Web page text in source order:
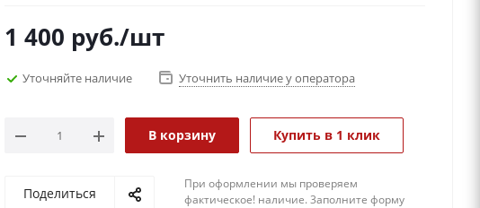
1 400 руб./шт
Уточняйте наличие Уточнить наличие у оператора
В корзину Купить в 1 клик
Поделиться
При оформлении мы проверяем
фактическое! наличие. 3аполните форму